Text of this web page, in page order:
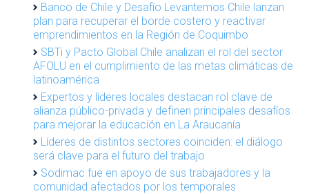
Banco de Chile y Desafío Levantemos Chile lanzan
plan para recuperar el borde costero y reactivar
emprendimientos en la Región de Coquimbo
SBTi y Pacto Global Chile analizan el rol del sector
AFOLU en el cumplimiento de las metas climáticas de
latinoamérica
Expertos y líderes locales destacan rol clave de
alianza público-privada y definen principales desafíos
para mejorar la educación en La Araucanía
Líderes de distintos sectores coinciden: el diálogo
será clave para el futuro del trabajo
Sodimac fue en apoyo de sus trabajadores y la
comunidad afectados por los temporales